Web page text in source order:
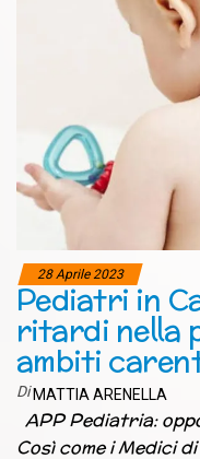
28 Aprile 2023
Pediatri in
ritardi nella
ambiti
Di MATTIA ARENELLA
APP Pediatria:
Così come i Medici